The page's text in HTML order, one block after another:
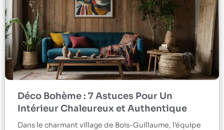
Déco Bohème : 7 Astuces Pour Un
Intérieur Chaleureux et Authentique
Dans le charmant village de Bois-Guillaume, l’équipe